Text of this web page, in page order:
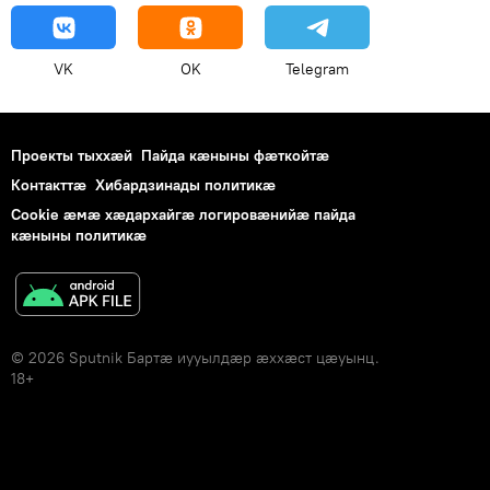
VK OK Telegram
Проекты тыххӕй Пайда кӕныны фӕткойтӕ
Контакттӕ Хибардзинады политикæ
Cookie æмæ хæдархайгæ логировæнийæ пайда
кæныны политикæ
© 2026 Sputnik Бартӕ иууылдӕр ӕххӕст цӕуынц.
18+